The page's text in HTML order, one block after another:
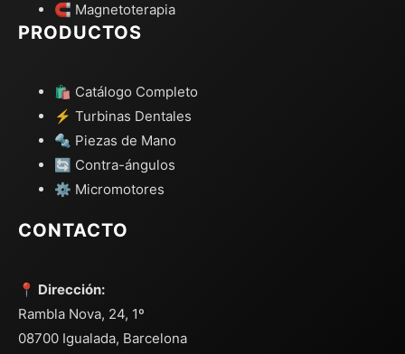
🧲 Magnetoterapia
PRODUCTOS
🛍️ Catálogo Completo
⚡ Turbinas Dentales
🔩 Piezas de Mano
🔄 Contra-ángulos
⚙️ Micromotores
CONTACTO
📍 Dirección:
Rambla Nova, 24, 1º
08700 Igualada, Barcelona